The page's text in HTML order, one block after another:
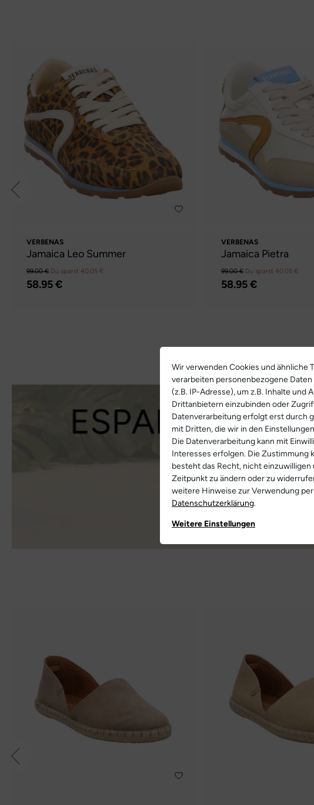
VERBENAS
Jamaica Leo Summer
99.00 € Du sparst 40.05 €
58.95 €
VERBENAS
Jamaica Pietra
99.00 € Du sparst 40.05 €
58.95 €
Wir verwenden Cookies und ähnliche
verarbeiten personenbezogene
(z.B. IP-Adresse), um z.B. Inhalte und
Drittanbietern einzubinden oder
Datenverarbeitung erfolgt erst durch
mit Dritten, die wir in den
Die Datenverarbeitung kann mit
Interesses erfolgen. Die Zustimmung
besteht das Recht, nicht
Zeitpunkt zu ändern oder zu
weitere Hinweise zur Verwendung
Daten­schutz­erklärung.
Weitere Einstellungen